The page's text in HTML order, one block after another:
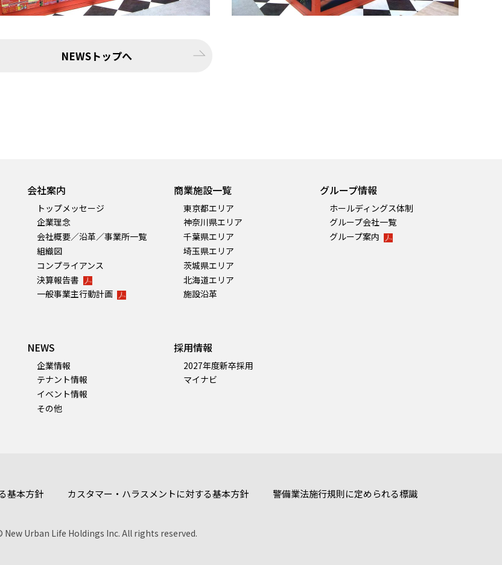
NEWSトップへ
会社案内
トップメッセージ
企業理念
会社概要／沿革／事業所一覧
組織図
コンプライアンス
決算報告書
一般事業主行動計画
商業施設一覧
東京都エリア
神奈川県エリア
千葉県エリア
埼玉県エリア
茨城県エリア
北海道エリア
施設沿革
グループ情報
ホールディングス体制
グループ会社一覧
グループ案内
NEWS
企業情報
テナント情報
イベント情報
その他
採用情報
2027年度新卒採⽤
マイナビ
基本方針 カスタマー・ハラスメントに対する基本方針 警備業法施行規則に定められる標識
New Urban Life Holdings Inc. All rights reserved.